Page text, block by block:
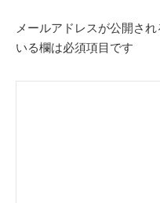
ョ
ン
メールアドレスが公開され
いる欄は必須項目です